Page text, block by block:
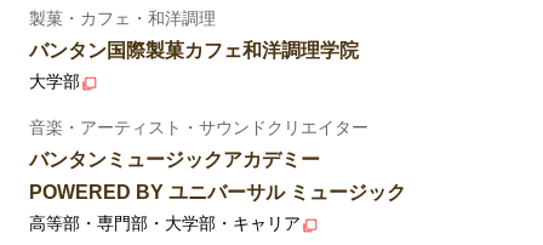
製菓・カフェ・和洋調理
バンタン国際製菓カフェ和洋調理学院
大学部
音楽・アーティスト・サウンドクリエイター
バンタンミュージックアカデミー
POWERED BY ユニバーサル ミュージック
高等部・専門部・大学部・キャリア